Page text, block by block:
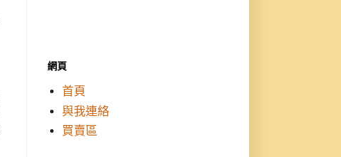
網頁
首頁
與我連絡
買賣區